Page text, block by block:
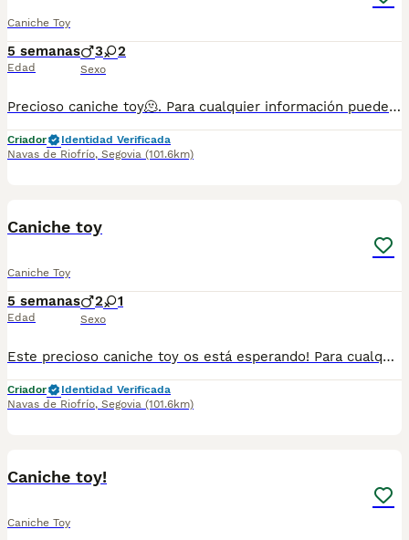
Caniche Toy
5 semanas
Edad
3 2
Sexo
Precioso caniche toy🫠. Para cualquier información puedes contactar en el teléfono 632 109 444. Entrega disponible para finales de agosto.
Criador
Identidad Verificada
Navas de Riofrío, Segovia (101.6km)
Caniche toy
Caniche Toy
5 semanas
Edad
2 1
Sexo
Este precioso caniche toy os está esperando! Para cualquier información pueden contactar en el 632 109 444.
Criador
Identidad Verificada
Navas de Riofrío, Segovia (101.6km)
Caniche toy!
Caniche Toy